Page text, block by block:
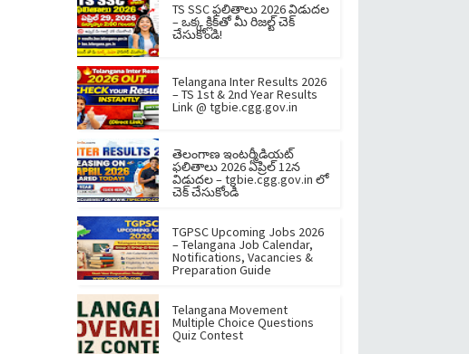
TS SSC ఫలితాలు 2026 విడుదల
– ఒక్క క్లిక్‌తో మీ రిజల్ట్ చెక్
చేసుకోండి!
Telangana Inter Results 2026
– TS 1st & 2nd Year Results
Link @ tgbie.cgg.gov.in
తెలంగాణ ఇంటర్మీడియట్
ఫలితాలు 2026 ఏప్రిల్ 12న
విడుదల – tgbie.cgg.gov.in లో
చెక్ చేసుకోండి
TGPSC Upcoming Jobs 2026
– Telangana Job Calendar,
Notifications, Vacancies &
Preparation Guide
Telangana Movement
Multiple Choice Questions
Quiz Contest